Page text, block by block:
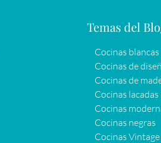
Temas del
Cocinas blancas
Cocinas de
Cocinas de
Cocinas lacadas
Cocinas
Cocinas negras
Cocinas Vintage